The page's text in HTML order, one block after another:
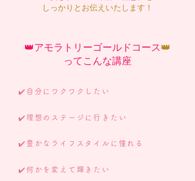
しっかりとお伝えいたします！
👑アモラトリーゴールド コース​👑
ってこんな講座
✔️自分にワクワクしたい
✔️理想のステージに行きたい
✔️豊かなライフスタイルに憧れる
✔️何かを変えて輝きたい